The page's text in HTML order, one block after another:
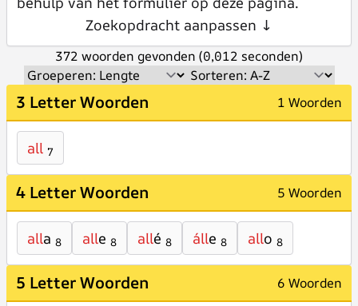
Zoekopdracht aanpassen ↓
372 woorden gevonden (0,012 seconden)
3 Letter Woorden 1 Woorden
all 7
4 Letter Woorden 5 Woorden
alla 8 alle 8 allé 8 álle 8 allo 8
5 Letter Woorden 6 Woorden